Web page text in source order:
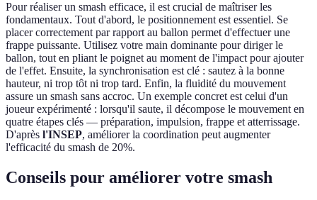
Pour réaliser un smash efficace, il est crucial de maîtriser les
fondamentaux. Tout d'abord, le positionnement est essentiel. Se
placer correctement par rapport au ballon permet d'effectuer une
frappe puissante. Utilisez votre main dominante pour diriger le
ballon, tout en pliant le poignet au moment de l'impact pour ajouter
de l'effet. Ensuite, la synchronisation est clé : sautez à la bonne
hauteur, ni trop tôt ni trop tard. Enfin, la fluidité du mouvement
assure un smash sans accroc. Un exemple concret est celui d'un
joueur expérimenté : lorsqu'il saute, il décompose le mouvement en
quatre étapes clés — préparation, impulsion, frappe et atterrissage.
D'après l'INSEP, améliorer la coordination peut augmenter
l'efficacité du smash de 20%.
Conseils pour améliorer votre smash